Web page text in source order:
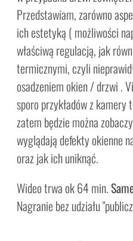
Przedstawiam, zarówno
ich estetyką ( możliwości
właściwą regulacją, jak
termicznymi, czyli
osadzeniem okien / drzwi .
sporo przykładów z kamery
zatem będzie można
wyglądają defekty okienne
oraz jak ich uniknąć.
Wideo trwa ok 64 min.
Nagranie bez udziału